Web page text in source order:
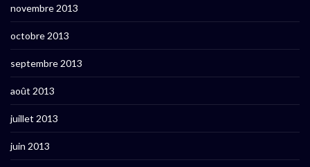
novembre 2013
octobre 2013
septembre 2013
août 2013
juillet 2013
juin 2013